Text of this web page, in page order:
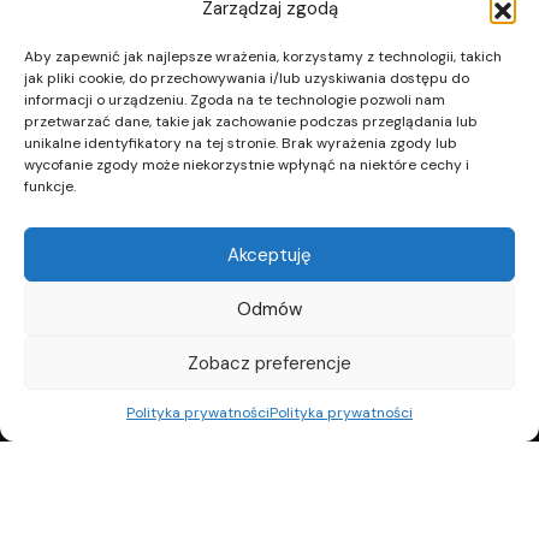
Zarządzaj zgodą
Aby zapewnić jak najlepsze wrażenia, korzystamy z technologii, takich
jak pliki cookie, do przechowywania i/lub uzyskiwania dostępu do
informacji o urządzeniu. Zgoda na te technologie pozwoli nam
przetwarzać dane, takie jak zachowanie podczas przeglądania lub
unikalne identyfikatory na tej stronie. Brak wyrażenia zgody lub
wycofanie zgody może niekorzystnie wpłynąć na niektóre cechy i
funkcje.
Akceptuję
Odmów
Zobacz preferencje
Polityka prywatnościPolityka prywatności